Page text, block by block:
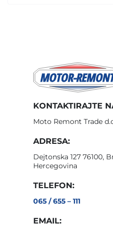
KONTAKTIRAJTE
Moto Remont Trade
ADRESA:
Dejtonska 127 76100,
Hercegovina
TELEFON:
065 / 655 – 111
EMAIL: